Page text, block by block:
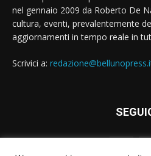
nel gennaio 2009 da Roberto De
cultura, eventi, prevalentemente
aggiornamenti in tempo reale in
Scrivici a: